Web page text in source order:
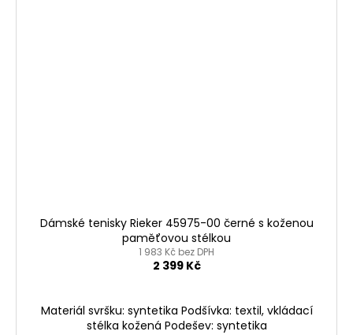
Dámské tenisky Rieker 45975-00 černé s koženou
paměťovou stélkou
1 983 Kč bez DPH
2 399 Kč
Materiál svršku: syntetika Podšívka: textil, vkládací
stélka kožená Podešev: syntetika